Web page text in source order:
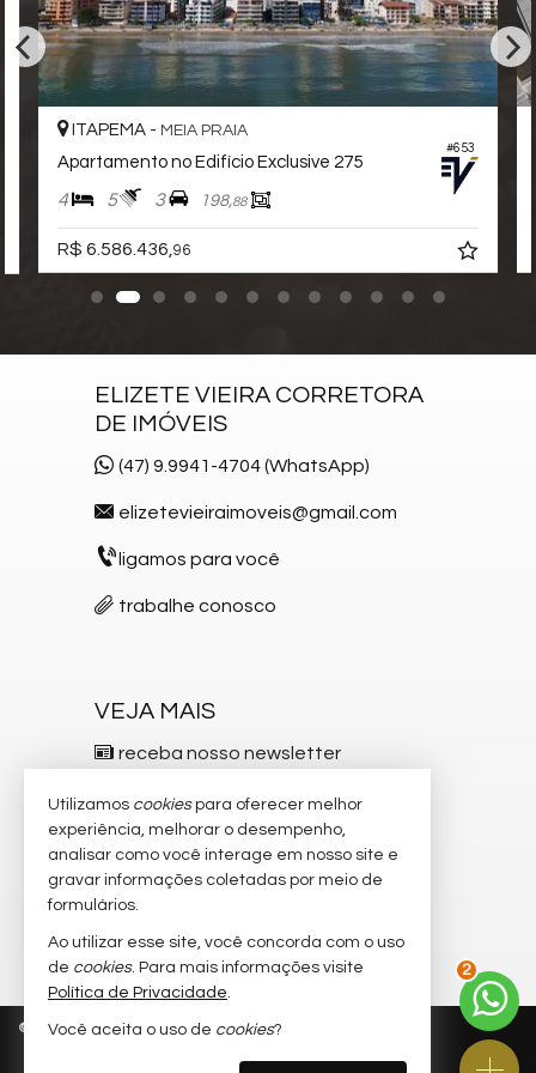
Pìscina Térmica
Sala de Reunião
Entrada para Banhistas
Box de Praia
Hall Decorado e Mobiliado
Estar Social
Acessibilidade para PNE
#653
ITAPEMA - MEIA PRAIA
Apartamento no Edifício Exclusive 275
4 5 3 198,88
R$ 6.586.436,96
ELIZETE VIEIRA CORRETORA
DE IMÓVEIS
(47) 9.9941-4704 (WhatsApp)
elizetevieiraimoveis@gmail.com
ligamos para você
trabalhe conosco
VEJA MAIS
receba nosso newsletter
indicadores financeiros
cadastre seu imóvel
imóveis favoritos
mapa de imóveis
© 2026 CRECI/SC 5.537-F Política de Privacidade
2
Utilizamos cookiespara oferecer melhor
experiência, melhorar o desempenho,
analisar como você interage em nosso site e
gravar informações coletadas por meio de
formulários.
Ao utilizar esse site, você concorda com o uso
de cookies. Para mais informações visite
Política de Privacidade.
Você aceita o uso de cookies?